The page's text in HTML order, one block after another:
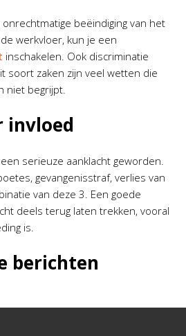
beëindiging van het
werkvloer, kun je een
inschakelen. Ook discriminatie
soort zaken zijn veel wetten die
niet begrijpt.
invloed
serieuze aanklacht geworden.
gevangenisstraf, verlies van
van deze 3. Een goede
deels terug laten trekken, vooral
is.
berichten